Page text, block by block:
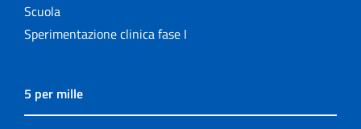
Scuola
Sperimentazione clinica fase I
5 per mille